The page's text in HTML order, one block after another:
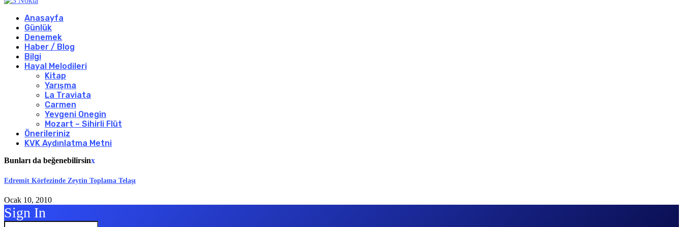
Anasayfa
Günlük
Denemek
Haber / Blog
Bilgi
Hayal Melodileri
Kitap
Yarışma
La Traviata
Carmen
Yevgeni Onegin
Mozart – Sihirli Flüt
Önerileriniz
KVK Aydınlatma Metni
Bunları da beğenebilirsinx
Edremit Körfezinde Zeytin Toplama Telaşı
Ocak 10, 2010
Sign In